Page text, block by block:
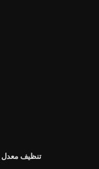
تنظيف معدل